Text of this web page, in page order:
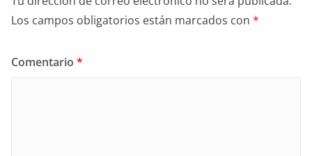
Los campos obligatorios están marcados con *
Comentario *